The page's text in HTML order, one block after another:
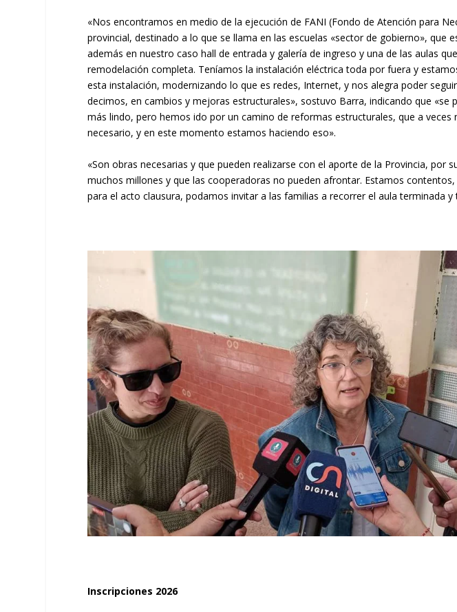
«Nos encontramos en medio de la ejecución de FANI (Fondo de Atención para
provincial, destinado a lo que se llama en las escuelas «sector de gobierno», que
además en nuestro caso hall de entrada y galería de ingreso y una de las aulas
remodelación completa. Teníamos la instalación eléctrica toda por fuera y
esta instalación, modernizando lo que es redes, Internet, y nos alegra poder
decimos, en cambios y mejoras estructurales», sostuvo Barra, indicando que «se
más lindo, pero hemos ido por un camino de reformas estructurales, que a veces
necesario, y en este momento estamos haciendo eso».
«Son obras necesarias y que pueden realizarse con el aporte de la Provincia, por
muchos millones y que las cooperadoras no pueden afrontar. Estamos
para el acto clausura, podamos invitar a las familias a recorrer el aula terminada
Inscripciones 2026